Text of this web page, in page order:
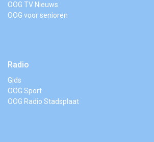
OOG TV Nieuws
OOG voor senioren
Radio
Gids
OOG Sport
OOG Radio Stadsplaat